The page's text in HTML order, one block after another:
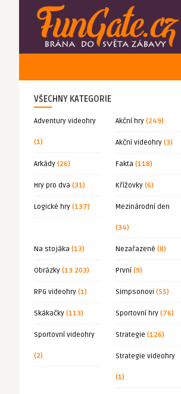
VŠECHNY KATEGORIE
Adventury videohry
(1)
Akční hry (249)
Akční videohry (3)
Arkády (26) Fakta (118)
Hry pro dva (31) Křížovky (6)
Logické hry (137) Mezinárodní den
(34)
Na stojáka (13) Nezařazené (8)
Obrázky (13 203) První (9)
RPG videohry (1) Simpsonovi (55)
Skákačky (113) Sportovní hry (76)
Sportovní videohry
(2)
Strategie (126)
Strategie videohry
(1)